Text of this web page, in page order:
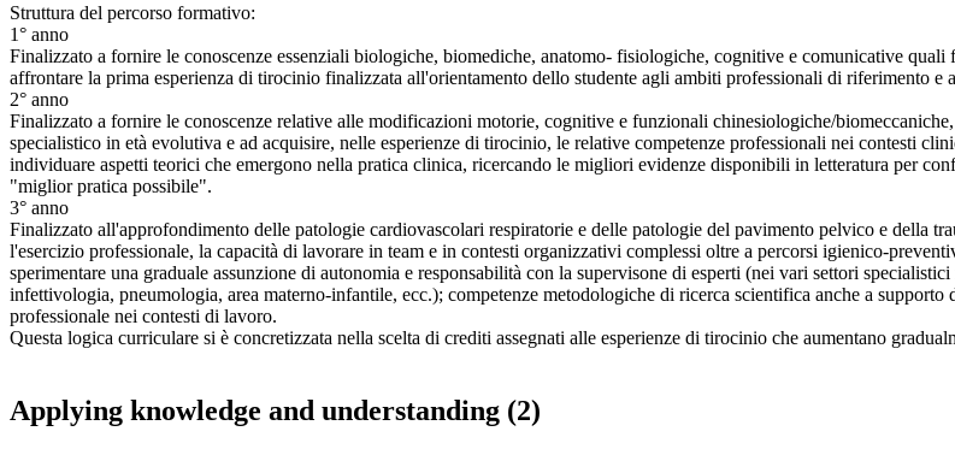
Struttura del percorso formativo:
1° anno
Finalizzato a fornire le conoscenze essenziali biologiche, biomediche, anatomo- fisiologiche, cognitive e comunicative
affrontare la prima esperienza di tirocinio finalizzata all'orientamento dello studente agli ambiti professionali di riferimento e
2° anno
Finalizzato a fornire le conoscenze relative alle modificazioni motorie, cognitive e funzionali chinesiologiche/
specialistico in età evolutiva e ad acquisire, nelle esperienze di tirocinio, le relative competenze professionali nei contesti
individuare aspetti teorici che emergono nella pratica clinica, ricercando le migliori evidenze disponibili in letteratura per
"miglior pratica possibile".
3° anno
Finalizzato all'approfondimento delle patologie cardiovascolari respiratorie e delle patologie del pavimento pelvico e della
l'esercizio professionale, la capacità di lavorare in team e in contesti organizzativi complessi oltre a percorsi igienico-
sperimentare una graduale assunzione di autonomia e responsabilità con la supervisone di esperti (nei vari settori
infettivologia, pneumologia, area materno-infantile, ecc.); competenze metodologiche di ricerca scientifica anche a
professionale nei contesti di lavoro.
Questa logica curriculare si è concretizzata nella scelta di crediti assegnati alle esperienze di tirocinio che aumentano
Applying knowledge and understanding (2)